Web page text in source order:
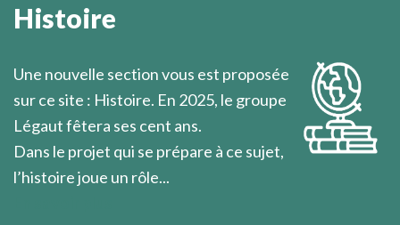
Marcel Légaut
Histoire
Une nouvelle section vous est proposée
sur ce site : Histoire. En 2025, le groupe
Légaut fêtera ses cent ans.
Dans le projet qui se prépare à ce sujet,
l’histoire joue un rôle...